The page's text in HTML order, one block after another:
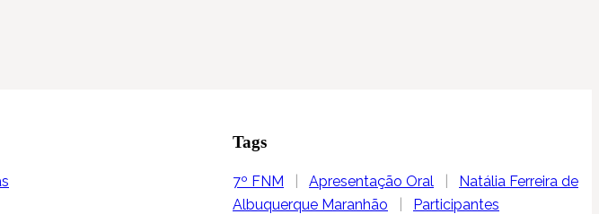
Tags
7º FNM Apresentação Oral
Natália Ferreira de
Albuquerque Maranhão
Participantes